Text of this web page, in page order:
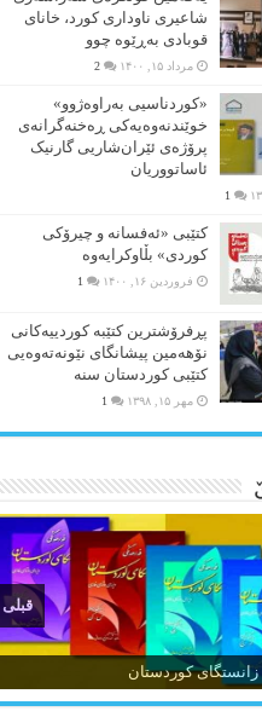
شاعیری‌ ناوداری کورد، خانای
قوبادی بەڕێوە چوو
مرداد ۱۵, ۱۴۰۰ 2
«کوردناسیی بەراوەژوو»
خوێندنەوەیەکی ڕەخنەگرانەی
پرۆژەی ئێران‌شاریی گارنیک
ئاساتووریان
1
کتێبی «ئەفسانە و چیرۆکی
کوردی» بڵاوکرایەوە
فروردین ۱۶, ۱۴۰۰ 1
پڕفرۆشترین کتێبە کوردییەکانی
نۆهەمین پیشانگای نێونەتەوەیی
کتێبی کوردستان سنە
مهر ۱۵, ۱۳۹۸ 1
کوردی
قبلی